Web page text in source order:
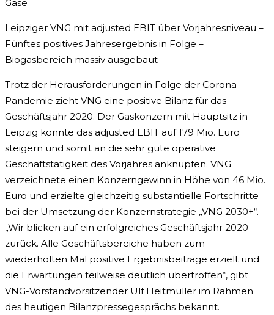
Gase
Leipziger VNG mit adjusted EBIT über Vorjahresniveau –
Fünftes positives Jahresergebnis in Folge –
Biogasbereich massiv ausgebaut
Trotz der Herausforderungen in Folge der Corona-
Pandemie zieht VNG eine positive Bilanz für das
Geschäftsjahr 2020. Der Gaskonzern mit Hauptsitz in
Leipzig konnte das adjusted EBIT auf 179 Mio. Euro
steigern und somit an die sehr gute operative
Geschäftstätigkeit des Vorjahres anknüpfen. VNG
verzeichnete einen Konzerngewinn in Höhe von 46 Mio.
Euro und erzielte gleichzeitig substantielle Fortschritte
bei der Umsetzung der Konzernstrategie „VNG 2030+“.
„Wir blicken auf ein erfolgreiches Geschäftsjahr 2020
zurück. Alle Geschäftsbereiche haben zum
wiederholten Mal positive Ergebnisbeiträge erzielt und
die Erwartungen teilweise deutlich übertroffen“, gibt
VNG-Vorstandvorsitzender Ulf Heitmüller im Rahmen
des heutigen Bilanzpressegesprächs bekannt.